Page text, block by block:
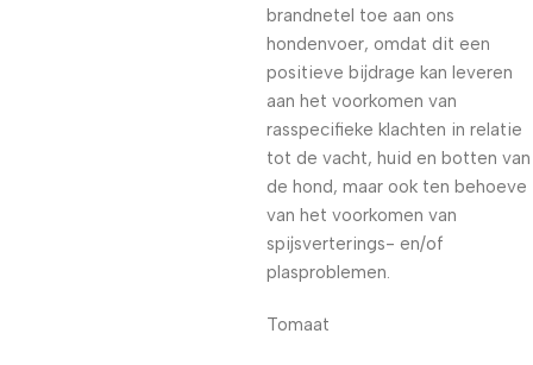
brandnetel toe aan ons
hondenvoer, omdat dit een
positieve bijdrage kan leveren
aan het voorkomen van
rasspecifieke klachten in relatie
tot de vacht, huid en botten van
de hond, maar ook ten behoeve
van het voorkomen van
spijsverterings- en/of
plasproblemen.
Tomaat